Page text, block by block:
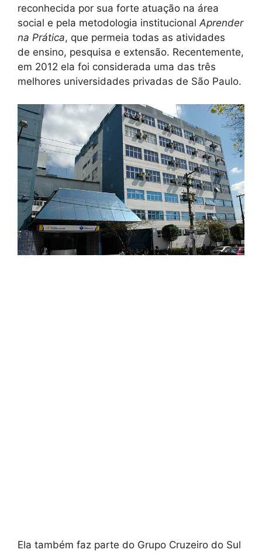
reconhecida por sua forte atuação na área
social e pela metodologia institucionalAprender
na Prática, que permeia todas as atividades
de ensino, pesquisa e extensão. Recentemente,
em 2012 ela foi considerada uma das três
melhores universidades privadas de São Paulo.
Ela também faz parte do Grupo Cruzeiro do Sul